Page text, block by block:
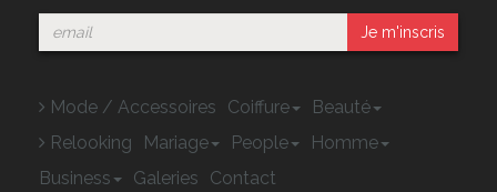
Je m'inscris
Mode / Accessoires Coiffure
Beauté
Relooking
Mariage People
Homme
Business
Galeries Contact